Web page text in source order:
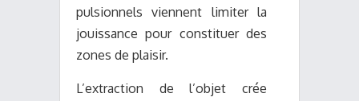
pulsionnels viennent limiter la
jouissance pour constituer des
zones de plaisir.
L’extraction de l’objet crée